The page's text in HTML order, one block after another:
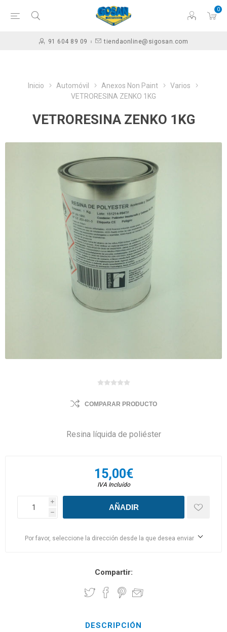
0
91 604 89 09 tiendaonline@sigosan.com
Inicio Automóvil Anexos Non Paint
Varios
VETRORESINA ZENKO 1KG
VETRORESINA ZENKO 1KG
COMPARAR PRODUCTO
Resina líquida de poliéster
15,00€
IVA Incluído
i
h
Por favor, seleccione la dirección desde la que desea enviar
Compartir:
DESCRIPCIÓN